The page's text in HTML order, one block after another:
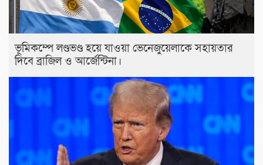
ভূমিকম্পে লণ্ডভণ্ড হয়ে যাওয়া ভেনেজুয়েলাকে সহায়তার
দিবে ব্রাজিল ও আর্জেন্টিনা।